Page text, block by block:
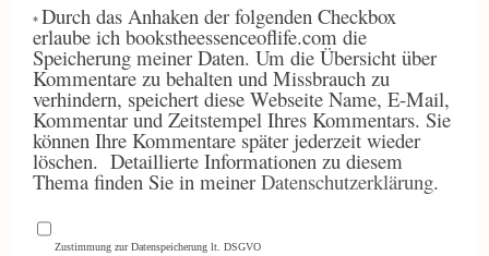
* Durch das Anhaken der folgenden Checkbox
erlaube ich bookstheessenceoflife.com die
Speicherung meiner Daten. Um die Übersicht über
Kommentare zu behalten und Missbrauch zu
verhindern, speichert diese Webseite Name, E-Mail,
Kommentar und Zeitstempel Ihres Kommentars. Sie
können Ihre Kommentare später jederzeit wieder
löschen. Detaillierte Informationen zu diesem
Thema finden Sie in meiner Datenschutzerklärung.
Zustimmung zur Datenspeicherung lt. DSGVO